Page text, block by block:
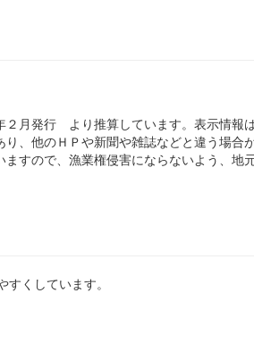
発行 より推算しています。表示情報は
、他のＨＰや新聞や雑誌などと違う場合が
すので、漁業権侵害にならないよう、
くしています。